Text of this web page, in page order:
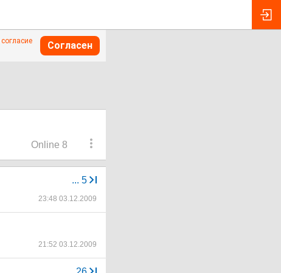
согласие
Согласен
Online 8
... 5
23:48 03.12.2009
21:52 03.12.2009